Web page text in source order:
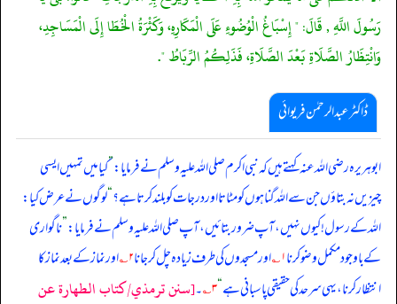
رَسُولَ اللَّهِ , قَالَ: " إِسْبَاغُ الْوُضُوءِ عَلَى الْمَكَارِهِ، وَكَثْرَةُ الْخُطَا إِلَى الْمَسَاجِدِ،
وَانْتِظَارُ الصَّلَاةِ بَعْدَ الصَّلَاةِ، فَذَلِكُمُ الرِّبَاطُ ".
ڈاکٹر عبدالرحمٰن فریوائی
ابوہریرہ رضی الله عنہ کہتے ہیں کہنبی اکرم صلی الله علیہ وسلم نے فرمایا:”کیا میں تمہیں ایسی
چیزیں نہ بتاؤں جن سے اللہ گناہوں کو مٹاتا اور درجات کو بلند کرتا ہے؟“لوگوں نے عرض کیا:
اللہ کے رسول! کیوں نہیں، آپ ضرور بتائیں، آپ صلی الله علیہ وسلم نے فرمایا:”ناگواری
کے باوجود مکمل وضو کرنا۱؎ اور مسجدوں کی طرف زیادہ چل کر جانا۲؎ اور نماز کے بعد نماز کا
انتظار کرنا، یہی سرحد کی حقیقی پاسبانی ہے“۳؎ ۔[سنن ترمذي/كتاب الطهارة عن